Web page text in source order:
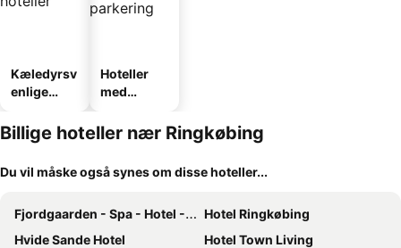
Kæledyrsv
enlige
Hoteller
med
Billige hoteller nær Ringkøbing
Du vil måske også synes om disse hoteller...
Fjordgaarden - Spa - Hotel - Konference
Hotel Ringkøbing
Hvide Sande Hotel
Hotel Town Living